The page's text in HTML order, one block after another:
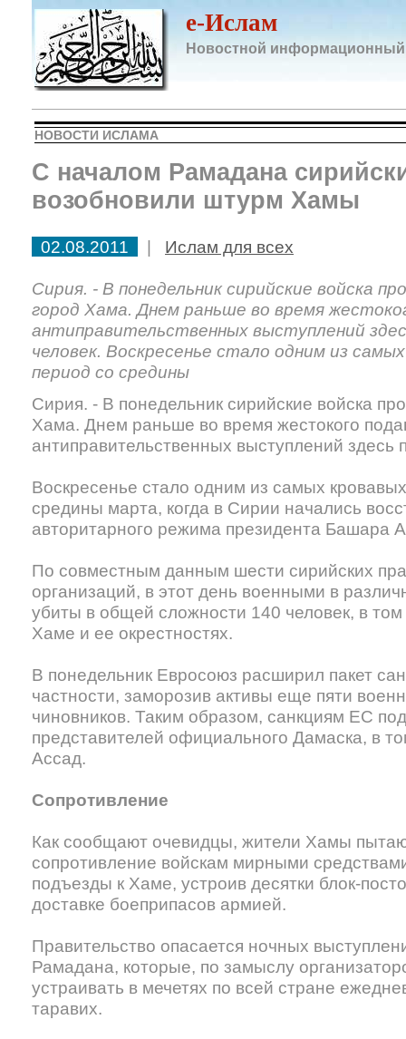
e-Ислам
Новостной информационный
НОВОСТИ ИСЛАМА
С началом Рамадана
возобновили штурм Хамы
02.08.2011 | Ислам для всех
Сирия. - В понедельник сирийские войска
город Хама. Днем раньше во время
антиправительственных выступлений
человек. Воскресенье стало одним из
период со средины
Сирия. - В понедельник сирийские войска
Хама. Днем раньше во время жестокого
антиправительственных выступлений здесь
Воскресенье стало одним из самых
средины марта, когда в Сирии начались
авторитарного режима президента Башара
По совместным данным шести сирийских
организаций, в этот день военными в
убиты в общей сложности 140 человек, в
Хаме и ее окрестностях.
В понедельник Евросоюз расширил пакет
частности, заморозив активы еще пяти
чиновников. Таким образом, санкциям ЕС
представителей официального Дамаска, в
Ассад.
Сопротивление
Как сообщают очевидцы, жители Хамы
сопротивление войскам мирными
подъезды к Хаме, устроив десятки блок-
доставке боеприпасов армией.
Правительство опасается ночных
Рамадана, которые, по замыслу
устраивать в мечетях по всей стране
таравих.